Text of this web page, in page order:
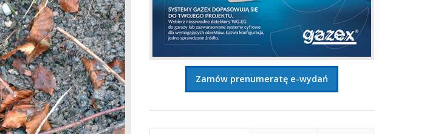
Zamów prenumeratę e-wydań